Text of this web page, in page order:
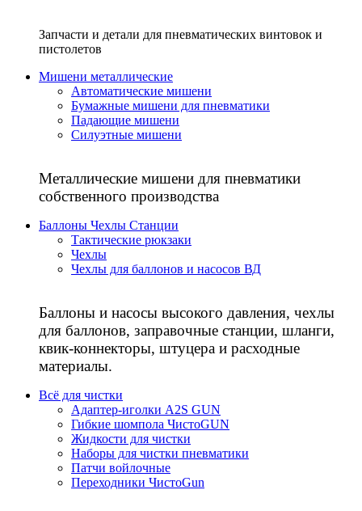
Запчасти и детали для пневматических винтовок и
пистолетов
Мишени металлические
Автоматические мишени
Бумажные мишени для пневматики
Падающие мишени
Силуэтные мишени
Металлические мишени для пневматики
собственного производства
Баллоны Чехлы Станции
Тактические рюкзаки
Чехлы
Чехлы для баллонов и насосов ВД
Баллоны и насосы высокого давления, чехлы
для баллонов, заправочные станции, шланги,
квик-коннекторы, штуцера и расходные
материалы.
Всё для чистки
Адаптер-иголки A2S GUN
Гибкие шомпола ЧистоGUN
Жидкости для чистки
Наборы для чистки пневматики
Патчи войлочные
Переходники ЧистоGun